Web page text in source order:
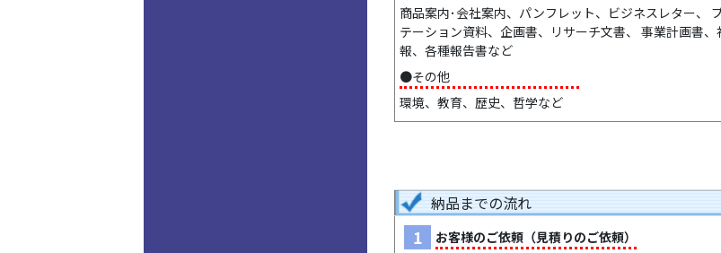
商品案内･会社案内、パンフレット、ビジネスレター、
テーション資料、企画書、リサーチ文書、 事業計画書、
報、各種報告書など
●その他
環境、教育、歴史、哲学など
納品までの流れ
1 お客様のご依頼（見積りのご依頼）